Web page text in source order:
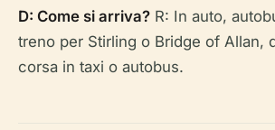
D: Come si arriva? R: In auto,
treno per Stirling o Bridge of Allan,
corsa in taxi o autobus.